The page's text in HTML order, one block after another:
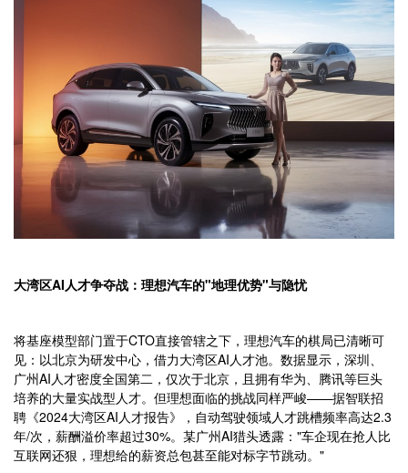
大湾区AI人才争夺战：理想汽车的"地理优势"与隐忧
将基座模型部门置于CTO直接管辖之下，理想汽车的棋局已清晰可
见：以北京为研发中心，借力大湾区AI人才池。数据显示，深圳、
广州AI人才密度全国第二，仅次于北京，且拥有华为、腾讯等巨头
培养的大量实战型人才。但理想面临的挑战同样严峻——据智联招
聘《2024大湾区AI人才报告》，自动驾驶领域人才跳槽频率高达2.3
年/次，薪酬溢价率超过30%。某广州AI猎头透露："车企现在抢人比
互联网还狠，理想给的薪资总包甚至能对标字节跳动。"